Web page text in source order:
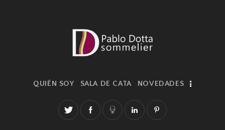
QUIÉN SOY SALA DE CATA NOVEDADES